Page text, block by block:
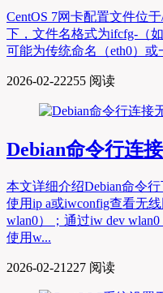
CentOS 7网卡配置文件位于
下，文件名格式为ifcfg-（
可能为传统命名（eth0）或
2026-02-22255 阅读
Debian命令行连
本文详细介绍Debian命令
使用ip a或iwconfig查看无
wlan0）；通过iw dev
使用w...
2026-02-21 227 阅读